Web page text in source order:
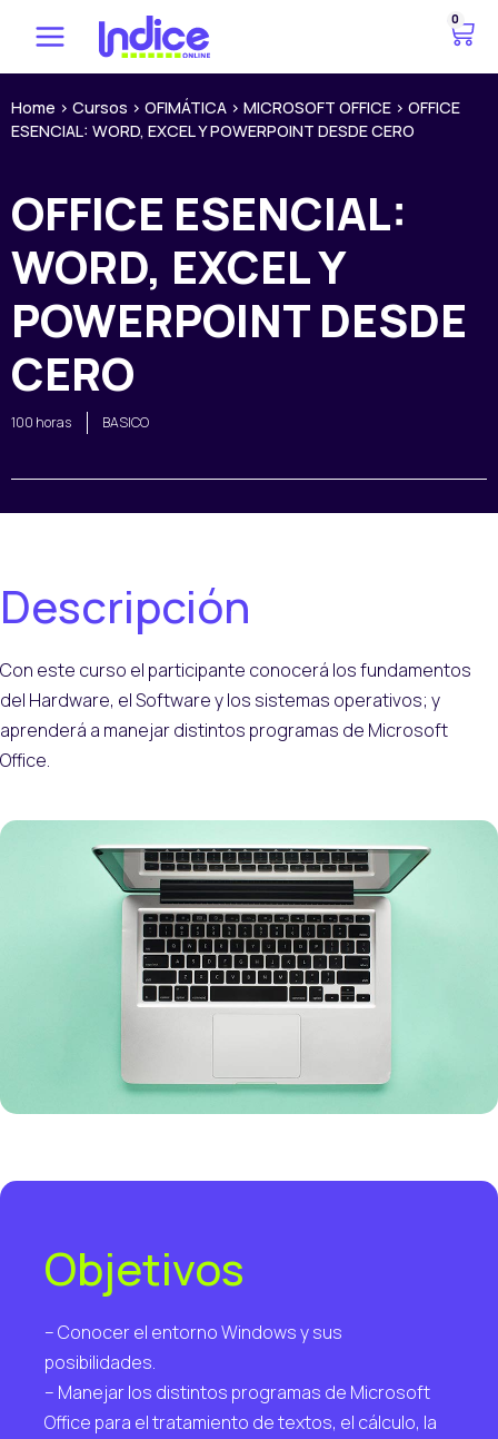
contenido
0
C
a
r
Home > Cursos > OFIMÁTICA > MICROSOFT OFFICE > OFFICE
ESENCIAL: WORD, EXCEL Y POWERPOINT DESDE CERO
OFFICE ESENCIAL:
WORD, EXCEL Y
POWERPOINT DESDE
CERO
100 horas BASICO
Descripción
Con este curso el participante conocerá los fundamentos
del Hardware, el Software y los sistemas operativos; y
aprenderá a manejar distintos programas de Microsoft
Office.
Objetivos
– Conocer el entorno Windows y sus
posibilidades.
– Manejar los distintos programas de Microsoft
Office para el tratamiento de textos, el cálculo, la